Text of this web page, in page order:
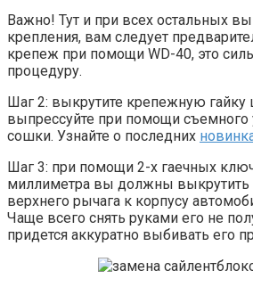
Важно! Тут и при всех остальных
крепления, вам следует
крепеж при помощи WD-40, это
процедуру.
Шаг 2: выкрутите крепежную
выпрессуйте при помощи съемного
сошки. Узнайте о последних
Шаг 3: при помощи 2-х гаечных
миллиметра вы должны выкрутить
верхнего рычага к корпусу
Чаще всего снять руками его не
придется аккуратно выбивать его